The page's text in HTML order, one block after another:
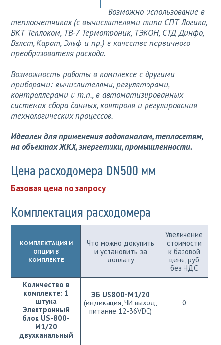
Возможно использование в
теплосчетчиках (с вычислителями типа СПТ Логика,
ВКТ Теплоком, ТВ-7 Термотроник, ТЭКОН, СТД Динфо,
Взлет, Карат, Эльф и пр.) в качестве первичного
преобразователя расхода.
Возможность работы в комплексе с другими
приборами: вычислителями, регуляторами,
контроллерами и т.п., в автоматизированных
системах сбора данных, контроля и регулирования
технологических процессов.
Идеален для применения водоканалам, теплосетям,
на объектах ЖКХ, энергетики, промышленности.
Цена расходомера DN500 мм
Базовая цена по запросу
Комплектация расходомера
КОМПЛЕКТАЦИЯ И
ОПЦИИ В
КОМПЛЕКТЕ
Что можно докупить
и установить за
доплату
Увеличение
стоимости
к базовой
цене, руб
без НДС
Количество в
комплекте: 1
штука
Электронный
блок US-800-
M1/20
двухканальный
ЭБ US800-M1/20
(индикация, ЧИ выход,
питание 12-36VDC)
0